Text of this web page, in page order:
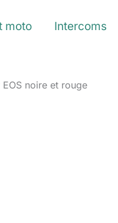
moto Intercoms
noire et rouge